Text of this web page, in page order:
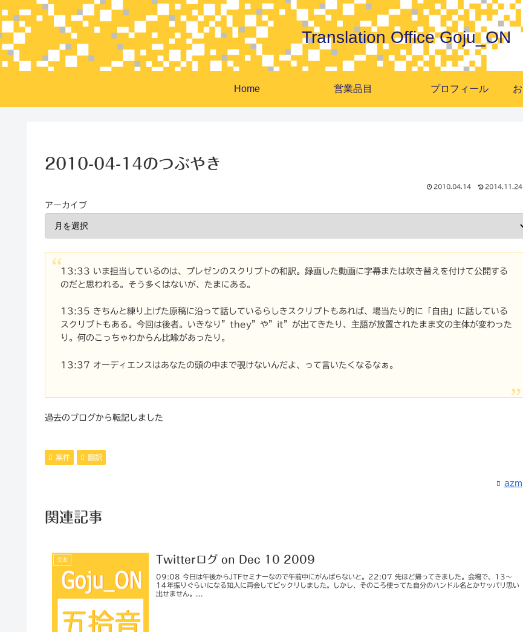
Translation Office Goju_ON
Home 営業品目 プロフィール
2010-04-14のつぶやき
2010.04.14 2014.11.24
アーカイブ
13:33 いま担当しているのは、プレゼンのスクリプトの和訳。録画した動画に字幕または吹き替えを付けて公開する
のだと思われる。そう多くはないが、たまにある。
13:35 きちんと練り上げた原稿に沿って話しているらしきスクリプトもあれば、場当たり的に「自由」に話している
スクリプトもある。今回は後者。いきなり”they”や”it”が出てきたり、主語が放置されたまま文の主体が変わった
り。何のこっちゃわからん比喩があったり。
13:37 オーディエンスはあなたの頭の中まで覗けないんだよ、って言いたくなるなぁ。
過去のブログから転記しました
案件 翻訳
azm
関連記事
交友 Twitterログ on Dec 10 2009
09:08 今日は午後からJTFセミナーなので午前中にがんばらないと。22:07 先ほど帰ってきました。会場で、13～
14年振りぐらいになる知人に再会してビックリしました。しかし、そのころ使ってた自分のハンドル名とかサッパリ思い
出せません。...